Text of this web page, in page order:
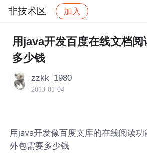
非技术区 加入
社区 非技术区 帖子详情
用java开发百度在线文档阅
多少钱
zzkk_1980
2013-01-04
用java开发像百度文库的在线阅读
外包需要多少钱